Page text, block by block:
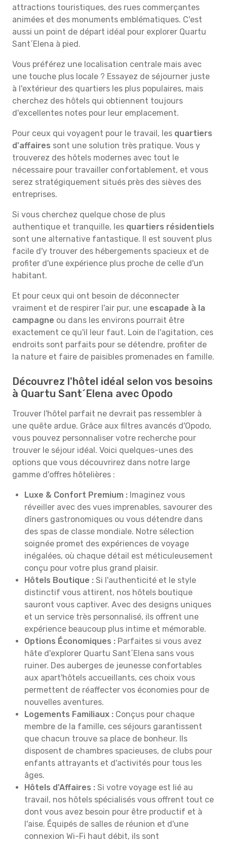
attractions touristiques, des rues commerçantes
animées et des monuments emblématiques. C'est
aussi un point de départ idéal pour explorer Quartu
Sant´Elena à pied.
Vous préférez une localisation centrale mais avec
une touche plus locale ? Essayez de séjourner juste
à l'extérieur des quartiers les plus populaires, mais
cherchez des hôtels qui obtiennent toujours
d'excellentes notes pour leur emplacement.
Pour ceux qui voyagent pour le travail, les quartiers
d'affaires sont une solution très pratique. Vous y
trouverez des hôtels modernes avec tout le
nécessaire pour travailler confortablement, et vous
serez stratégiquement situés près des sièves des
entreprises.
Si vous cherchez quelque chose de plus
authentique et tranquille, les quartiers résidentiels
sont une alternative fantastique. Il est souvent plus
facile d'y trouver des hébergements spacieux et de
profiter d'une expérience plus proche de celle d'un
habitant.
Et pour ceux qui ont besoin de déconnecter
vraiment et de respirer l'air pur, une escapade à la
campagne ou dans les environs pourrait être
exactement ce qu'il leur faut. Loin de l'agitation, ces
endroits sont parfaits pour se détendre, profiter de
la nature et faire de paisibles promenades en famille.
Découvrez l'hôtel idéal selon vos besoins
à Quartu Sant´Elena avec Opodo
Trouver l'hôtel parfait ne devrait pas ressembler à
une quête ardue. Grâce aux filtres avancés d'Opodo,
vous pouvez personnaliser votre recherche pour
trouver le séjour idéal. Voici quelques-unes des
options que vous découvrirez dans notre large
gamme d'offres hôtelières :
Luxe & Confort Premium : Imaginez vous
réveiller avec des vues imprenables, savourer des
dîners gastronomiques ou vous détendre dans
des spas de classe mondiale. Notre sélection
soignée promet des expériences de voyage
inégalées, où chaque détail est méticuleusement
conçu pour votre plus grand plaisir.
Hôtels Boutique : Si l'authenticité et le style
distinctif vous attirent, nos hôtels boutique
sauront vous captiver. Avec des designs uniques
et un service très personnalisé, ils offrent une
expérience beaucoup plus intime et mémorable.
Options Économiques : Parfaites si vous avez
hâte d'explorer Quartu Sant´Elena sans vous
ruiner. Des auberges de jeunesse confortables
aux apart'hôtels accueillants, ces choix vous
permettent de réaffecter vos économies pour de
nouvelles aventures.
Logements Familiaux : Conçus pour chaque
membre de la famille, ces séjours garantissent
que chacun trouve sa place de bonheur. Ils
disposent de chambres spacieuses, de clubs pour
enfants attrayants et d'activités pour tous les
âges.
Hôtels d'Affaires : Si votre voyage est lié au
travail, nos hôtels spécialisés vous offrent tout ce
dont vous avez besoin pour être productif et à
l'aise. Équipés de salles de réunion et d'une
connexion Wi-Fi haut débit, ils sont